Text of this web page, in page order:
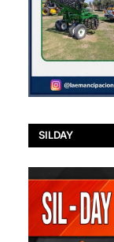
SILDAY